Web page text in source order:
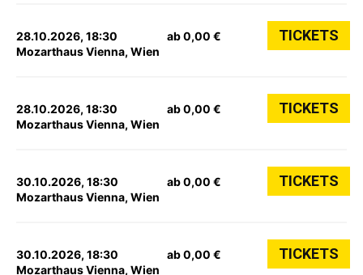
28.10.2026, 18:30
Mozarthaus Vienna, Wien
ab 0,00 € TICKETS
28.10.2026, 18:30
Mozarthaus Vienna, Wien
ab 0,00 € TICKETS
30.10.2026, 18:30
Mozarthaus Vienna, Wien
ab 0,00 € TICKETS
30.10.2026, 18:30
Mozarthaus Vienna, Wien
ab 0,00 € TICKETS